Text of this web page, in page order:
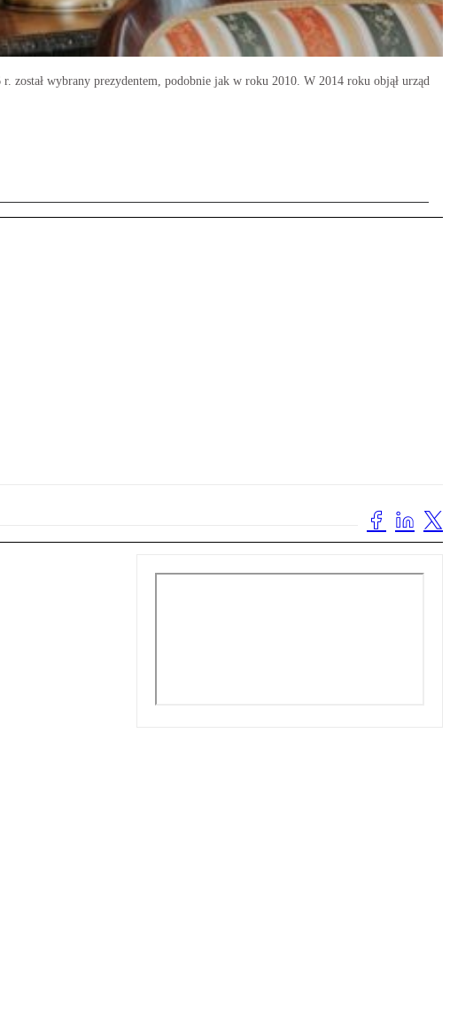
został wybrany prezydentem, podobnie jak w roku 2010. W 2014 roku objął urząd